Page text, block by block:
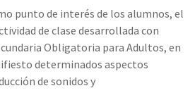
punto de interés de los alumnos, el
de clase desarrollada con
Obligatoria para Adultos, en
determinados aspectos
de sonidos y